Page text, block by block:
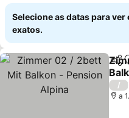
Selecione as datas para ver
exatos.
/
a